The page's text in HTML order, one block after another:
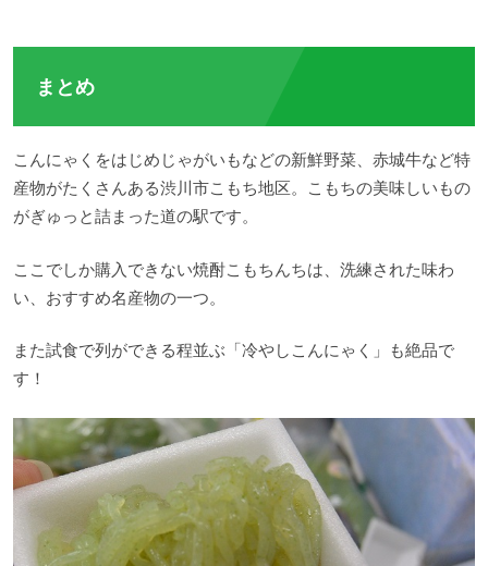
まとめ
こんにゃくをはじめじゃがいもなどの新鮮野菜、赤城牛など特
産物がたくさんある渋川市こもち地区。こもちの美味しいもの
がぎゅっと詰まった道の駅です。
ここでしか購入できない焼酎こもちんちは、洗練された味わ
い、おすすめ名産物の一つ。
また試食で列ができる程並ぶ「冷やしこんにゃく」も絶品で
す！